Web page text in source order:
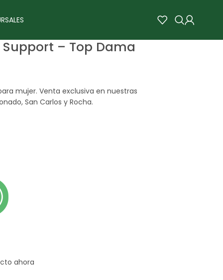
– Top Dama
mujer. Venta exclusiva en nuestras
San Carlos y Rocha.
ahora